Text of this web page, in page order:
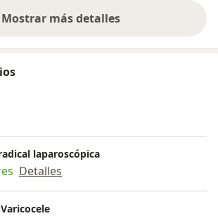
Mostrar más detalles
sobre la experiencia
laparoscópica
Detalles